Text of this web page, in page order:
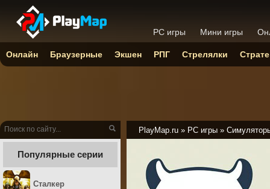
PlayMap.ru » PC игры »
Популярные серии
Сталкер
PC игры Мини игры
Онлайн Браузерные Экшен РПГ Стрелялки